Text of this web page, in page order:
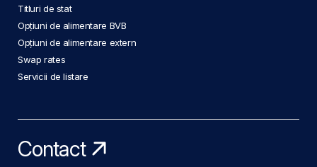
Titluri de stat
Opțiuni de alimentare BVB
Opțiuni de alimentare extern
Swap rates
Servicii de listare
Contact